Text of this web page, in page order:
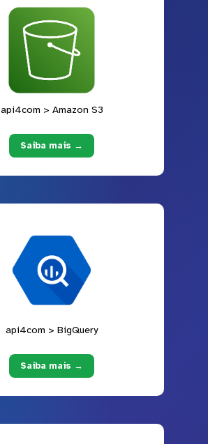
api4com > Amazon S3
Saiba mais →
api4com > BigQuery
Saiba mais →